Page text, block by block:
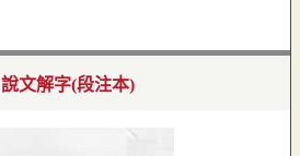
說文解字(段注本)